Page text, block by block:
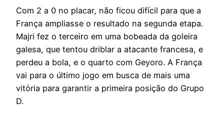
Com 2 a 0 no placar, não ficou difícil para que a
França ampliasse o resultado na segunda etapa.
Majri fez o terceiro em uma bobeada da goleira
galesa, que tentou driblar a atacante francesa, e
perdeu a bola, e o quarto com Geyoro. A França
vai para o último jogo em busca de mais uma
vitória para garantir a primeira posição do Grupo
D.